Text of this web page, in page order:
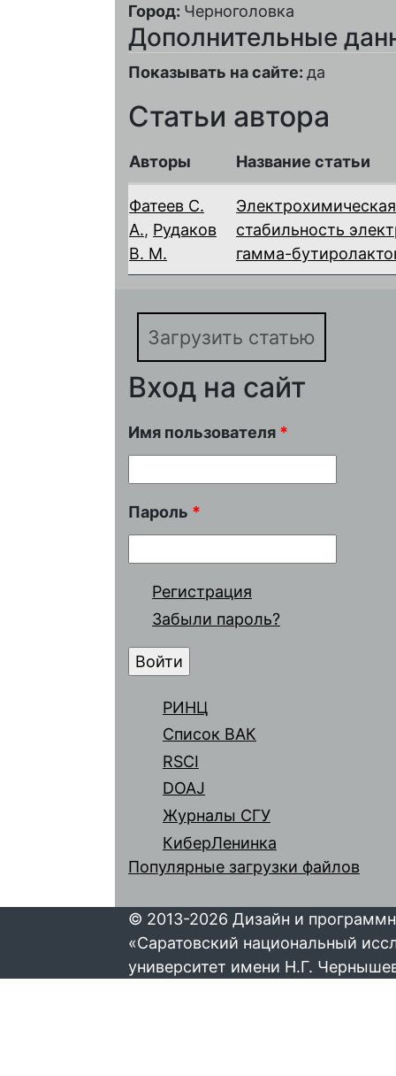
Город: Черноголовка
Дополнительные
Показывать на сайте: да
Статьи автора
Авторы Название статьи
Фатеев С.
А., Рудаков
В. М.
стабильность
гамма-
Загрузить статью
Вход на сайт
Имя пользователя *
Пароль *
Регистрация
Забыли пароль?
РИНЦ
Список ВАК
RSCI
DOAJ
Журналы СГУ
КиберЛенинка
Популярные загрузки файлов
© 2013-2026 Дизайн и
«Саратовский национальный
университет имени Н.Г.